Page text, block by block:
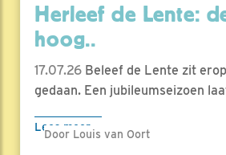
Herleef de Lente:
hoog..
17.07.26 Beleef de Lente zit
gedaan. Een jubileumseizoen
Lees meer
Door Louis van Oort